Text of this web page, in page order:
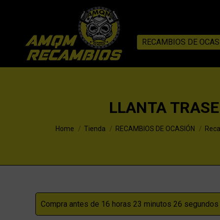
RECAMBIOS DE
LLANTA
You are here:
Home Tienda RECAMBIOS DE OCASIÓN
Compra antes de 16 horas 23 minutos 25